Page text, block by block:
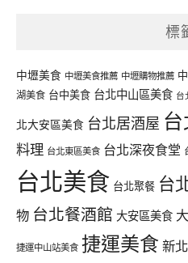
標
中壢美食 中壢美食推薦 中壢購物推薦
湖美食 台中美食 台北中山區美食 台
北大安區美食 台北居酒屋
料理 台北東區美食 台北深夜食堂
台北美食 台北聚餐 台
物 台北餐酒館 大安區美食
捷運中山站美食 捷運美食 新